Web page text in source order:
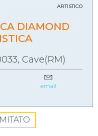
ARTISTICO
DIAMOND
Cave(RM)
email